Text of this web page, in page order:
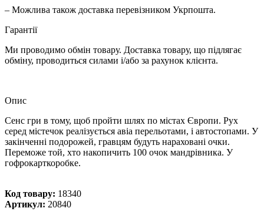
– Можлива також доставка перевізником Укрпошта.
Гарантії
Ми проводимо обмін товару. Доставка товару, що підлягає
обміну, проводиться силами і/або за рахунок клієнта.
Опис
Сенс гри в тому, щоб пройти шлях по містах Європи. Рух
серед містечок реалізується авіа перельотами, і автостопами. У
закінченні подорожей, гравцям будуть нараховані очки.
Переможе той, хто накопичить 100 очок мандрівника. У
гофрокарткоробке.
Код товару: 18340
Артикул: 20840